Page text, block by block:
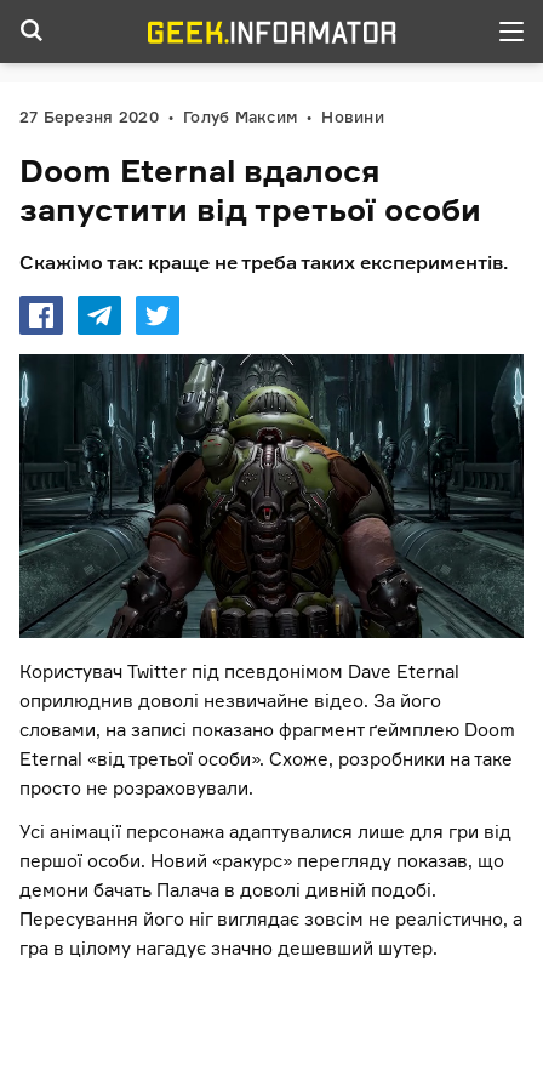
27 Березня 2020 Голуб Максим Новини
Doom Eternal вдалося
запустити від третьої особи
Скажімо так: краще не треба таких експериментів.
Користувач Twitter під псевдонімом Dave Eternal
оприлюднив доволі незвичайне відео. За його
словами, на записі показано фрагмент ґеймплею Doom
Eternal «від третьої особи». Схоже, розробники на таке
просто не розраховували.
Усі анімації персонажа адаптувалися лише для гри від
першої особи. Новий «ракурс» перегляду показав, що
демони бачать Палача в доволі дивній подобі.
Пересування його ніг виглядає зовсім не реалістично, а
гра в цілому нагадує значно дешевший шутер.